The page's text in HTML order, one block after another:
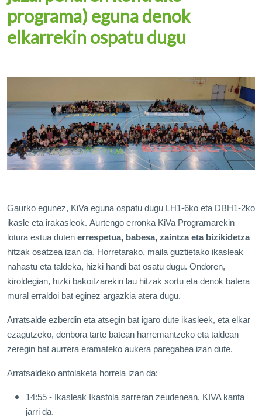
programa) eguna denok
elkarrekin ospatu dugu
Gaurko egunez, KiVa eguna ospatu dugu LH1-6ko eta DBH1-2ko
ikasle eta irakasleok. Aurtengo erronka KiVa Programarekin
lotura estua duten errespetua, babesa, zaintza eta bizikidetza
hitzak osatzea izan da. Horretarako, maila guztietako ikasleak
nahastu eta taldeka, hizki handi bat osatu dugu. Ondoren,
kiroldegian, hizki bakoitzarekin lau hitzak sortu eta denok batera
mural erraldoi bat eginez argazkia atera dugu.
Arratsalde ezberdin eta atsegin bat igaro dute ikasleek, eta elkar
ezagutzeko, denbora tarte batean harremantzeko eta taldean
zeregin bat aurrera eramateko aukera paregabea izan dute.
Arratsaldeko antolaketa horrela izan da:
14:55 - Ikasleak Ikastola sarreran zeudenean, KIVA kanta
jarri da.